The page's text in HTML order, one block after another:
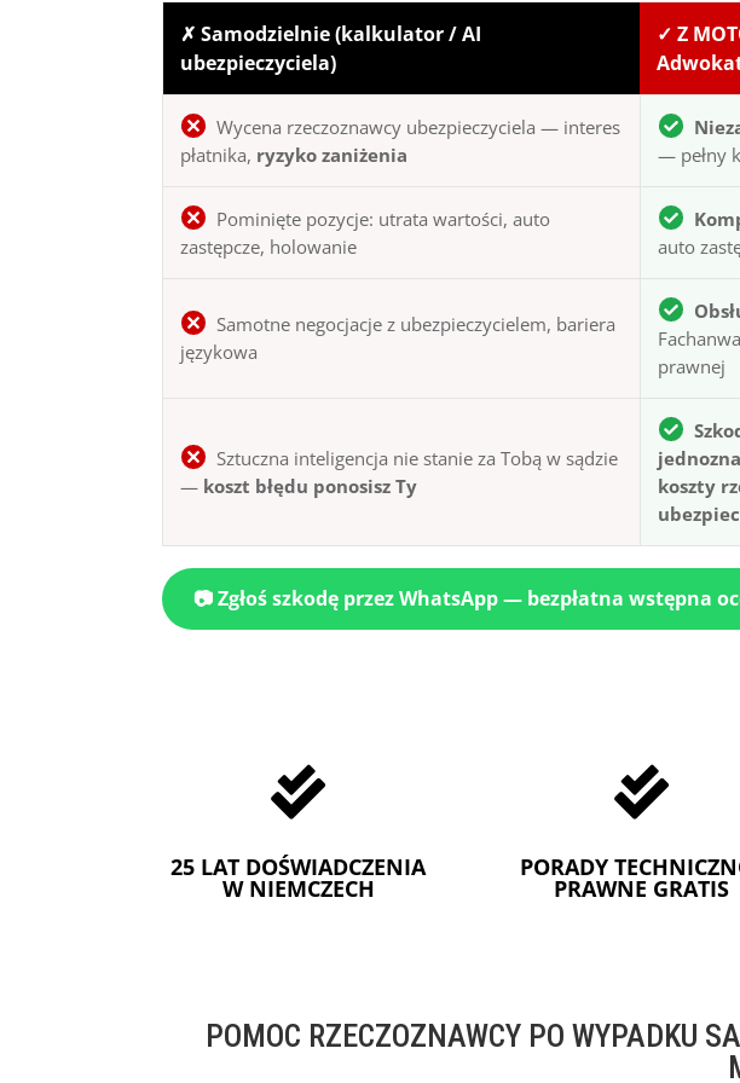
✗ Samodzielnie (kalkulator / AI
ubezpieczyciela)
✓ Z
Wycena rzeczoznawcy ubezpieczyciela — interes
płatnika, ryzyko zaniżenia
— pełny
Pominięte pozycje: utrata wartości, auto
zastępcze, holowanie
auto
Samotne negocjacje z ubezpieczycielem, bariera
językowa
prawnej
Sztuczna inteligencja nie stanie za Tobą w sądzie
— koszt błędu ponosisz Ty
koszty
📷 Zgłoś szkodę przez WhatsApp — bezpłatna wstępna

25 LAT DOŚWIADCZENIA
W NIEMCZECH

PORADY
PRAWNE GRATIS
POMOC RZECZOZNAWCY PO WYPADKU